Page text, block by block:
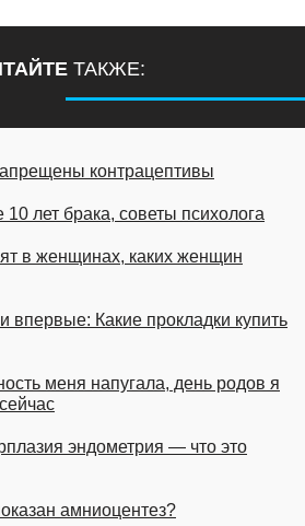
ТАКЖЕ:
контрацептивы
лет брака, советы психолога
в женщинах, каких женщин
Какие прокладки купить
меня напугала, день родов я
эндометрия — что это
амниоцентез?